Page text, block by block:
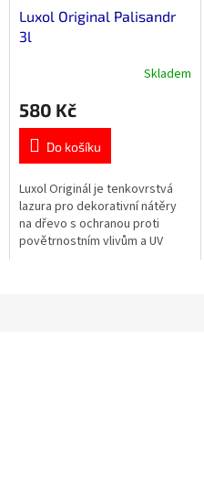
Luxol Original Palisandr
3l
produktu
je
0,0
z
5
hvězdiček.
Skladem
580 Kč
Do košíku
Luxol Originál je tenkovrstvá
lazura pro dekorativní nátěry
na dřevo s ochranou proti
povětrnostním vlivům a UV